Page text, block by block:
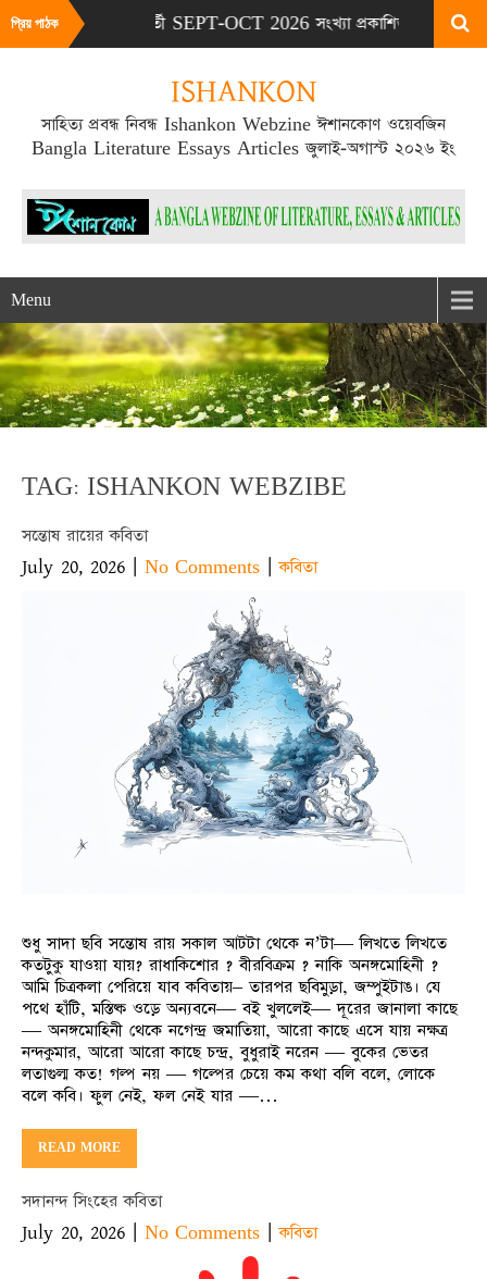
প্রিয় পাঠক# পরবর্তী SEPT-OCT 2026 সংখ্যা প্রকাশিত হবে SEPT
ISHANKON
সাহিত্য প্রবন্ধ নিবন্ধ Ishankon Webzine ঈশানকোণ ওয়েবজিন
Bangla Literature Essays Articles জুলাই-অগাস্ট ২০২৬ ইং
Menu
TAG: ISHANKON WEBZIBE
সন্তোষ রায়ের কবিতা
July 20, 2026 | No Comments |কবিতা
শুধু সাদা ছবি সন্তোষ রায় সকাল আটটা থেকে ন’টা— লিখতে লিখতে
কতটুকু যাওয়া যায়? রাধাকিশোর ? বীরবিক্রম ? নাকি অনঙ্গমোহিনী ?
আমি চিত্রকলা পেরিয়ে যাব কবিতায়– তারপর ছবিমুড়া, জম্পুইটাঙ। যে
পথে হাঁটি, মস্তিষ্ক ওড়ে অন্যবনে— বই খুললেই— দূরের জানালা কাছে
— অনঙ্গমোহিনী থেকে নগেন্দ্র জমাতিয়া, আরো কাছে এসে যায়‌ নক্ষত্র
নন্দকুমার, আরো আরো কাছে চন্দ্র, বুধুরাই নরেন — বুকের ভেতর
লতাগুল্ম কত! গল্প নয় — গল্পের চেয়ে কম কথা বলি বলে, লোকে
বলে কবি। ফুল নেই, ফল নেই যার —…
READ MORE
সদানন্দ সিংহের কবিতা
July 20, 2026 No Comments |কবিতা